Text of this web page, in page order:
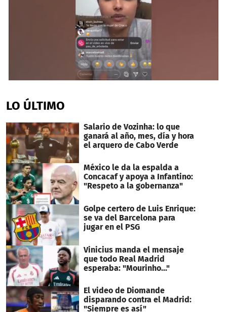
of
6
39
seconds
LO ÚLTIMO
Salario de Vozinha: lo que
ganará al año, mes, día y hora
el arquero de Cabo Verde
México le da la espalda a
Concacaf y apoya a Infantino:
"Respeto a la gobernanza"
Golpe certero de Luis Enrique:
se va del Barcelona para
jugar en el PSG
Vinicius manda el mensaje
que todo Real Madrid
esperaba: "Mourinho..."
El video de Diomande
disparando contra el Madrid:
"Siempre es así"